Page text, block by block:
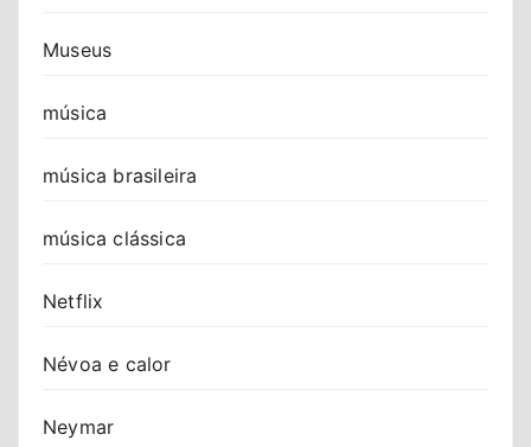
Museus
música
música brasileira
música clássica
Netflix
Névoa e calor
Neymar